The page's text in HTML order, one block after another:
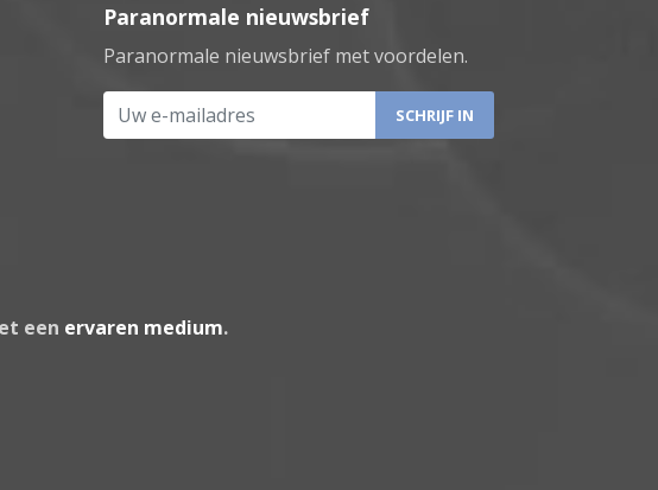
Paranormale nieuwsbrief
Paranormale nieuwsbrief met voordelen.
Uw e-mailadres
een ervaren medium.